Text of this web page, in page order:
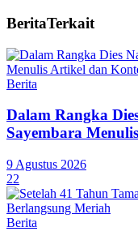
BeritaTerkait
Berita
Dalam Rangka
Sayembara
9 Agustus 2026
22
Berita